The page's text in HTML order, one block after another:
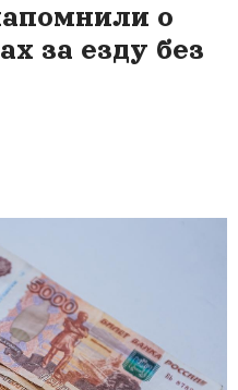
о
за езду без